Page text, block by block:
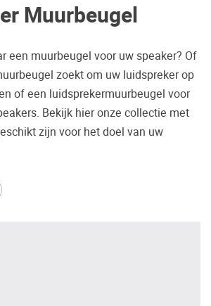
keuze
komt u niet bij ons luisteren?
u zeker de juiste keuze.
er producten gekocht op
derden of bijvoorbeeld een
Muurbeugel
een muurbeugel voor uw speaker? Of
zoekt om uw luidspreker op
of een luidsprekermuurbeugel voor
Bekijk hier onze collectie met
zijn voor het doel van uw